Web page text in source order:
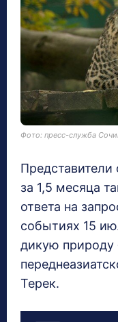
Фото: пресс-служба
Представители
за 1,5 месяца
ответа на
событиях 15
дикую природу
Терек.